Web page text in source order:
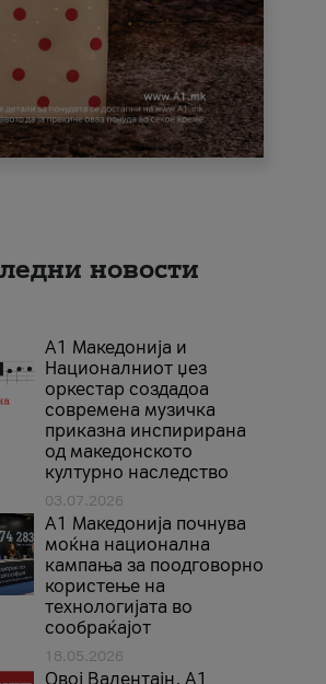
новости
А1 Македонија и
Националниот џез
оркестар создадоа
современа музичка
приказна инспирирана
од македонското
културно наследство
03.07.2026
A1 Македонија почнува
моќна национална
кампања за поодговорно
користење на
технологијата во
сообраќајот
18.05.2026
Овој Валентајн, A1